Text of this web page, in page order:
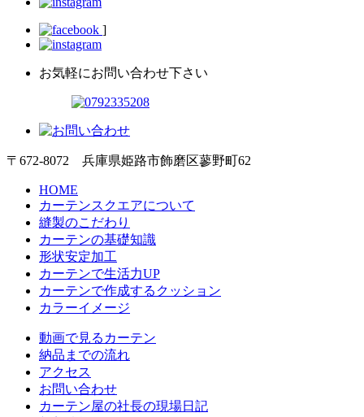
]
お気軽にお問い合わせ下さい
〒672-8072 兵庫県姫路市飾磨区蓼野町62
HOME
カーテンスクエアについて
縫製のこだわり
カーテンの基礎知識
形状安定加工
カーテンで生活力UP
カーテンで作成するクッション
カラーイメージ
動画で見るカーテン
納品までの流れ
アクセス
お問い合わせ
カーテン屋の社長の現場日記